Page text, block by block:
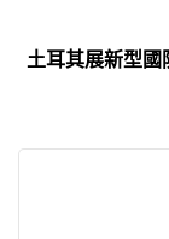
土耳其展新型國